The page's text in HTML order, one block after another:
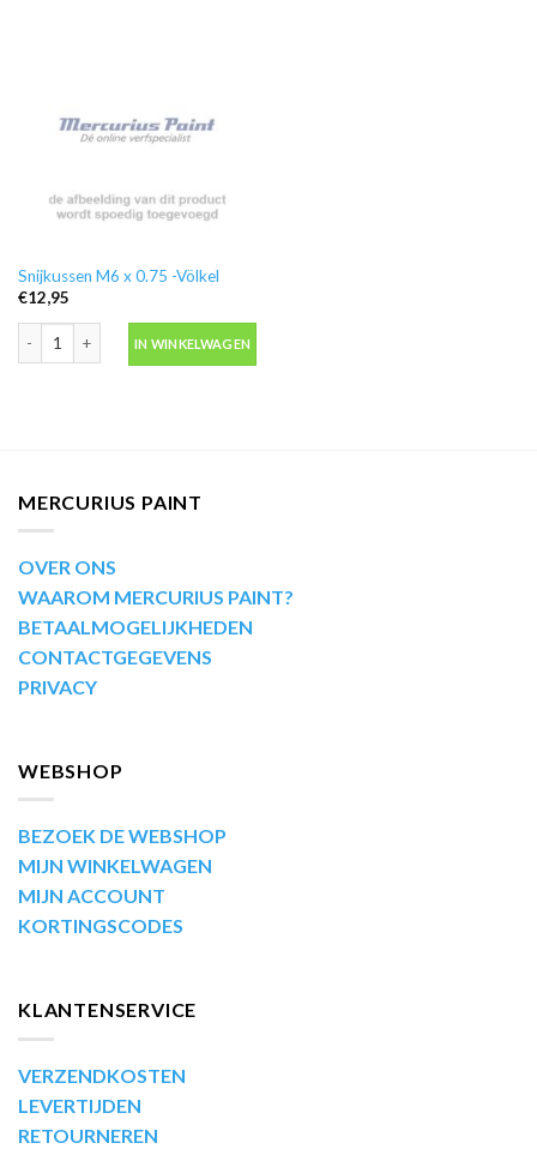
Snijkussen M6 x 0.75 -Völkel
€12,95
Snijkussen M6 x 0.75 -Völkel aantal
IN WINKELWAGEN
MERCURIUS PAINT
OVER ONS
WAAROM MERCURIUS PAINT?
BETAALMOGELIJKHEDEN
CONTACTGEGEVENS
PRIVACY
WEBSHOP
BEZOEK DE WEBSHOP
MIJN WINKELWAGEN
MIJN ACCOUNT
KORTINGSCODES
KLANTENSERVICE
VERZENDKOSTEN
LEVERTIJDEN
RETOURNEREN